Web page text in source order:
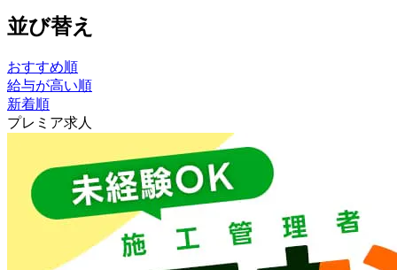
並び替え
おすすめ順
給与が高い順
新着順
プレミア求人